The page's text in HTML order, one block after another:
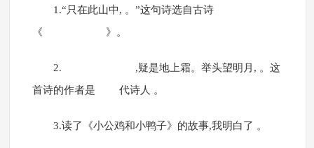
1.“只在此山中, 。”这句诗选自古诗
《 》。
2. ,疑是地上霜。举头望明月, 。这
首诗的作者是 代诗人 。
3.读了《小公鸡和小鸭子》的故事,我明白了 。